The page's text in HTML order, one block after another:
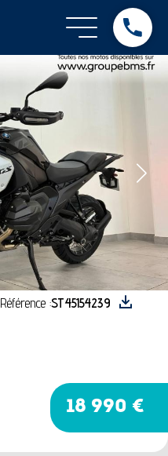
Référence :ST45154239
18 990 €